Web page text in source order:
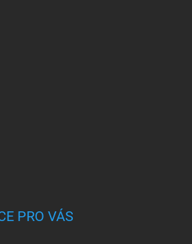
PRO VÁS